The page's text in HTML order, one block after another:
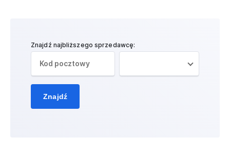
Znajdź najbliższego sprzedawcę:
Znajdź